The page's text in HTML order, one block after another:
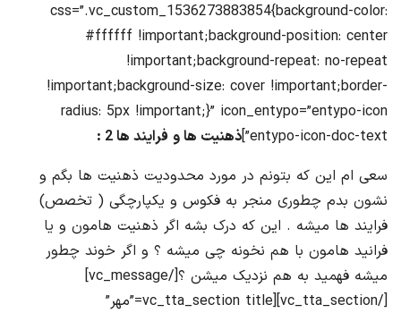
css=”.vc_custom_1536273883854{background-color:
#ffffff !important;background-position: center
!important;background-repeat: no-repeat
!important;background-size: cover !important;border-
radius: 5px !important;}” icon_entypo=”entypo-icon
entypo-icon-doc-text”] ذهنیت ها و فرایند ها 2 :
سعی ام این که بتونم در مورد محدودیت ذهنیت ها بگم و
نشون بدم چطوری منجر به فکوس و یکپارچگی ( تخصص)
فرایند ها میشه . این که درک بشه اگر ذهنیت هامون و یا
فرانید هامون با هم نخونه چی میشه ؟ و اگر خوند چطور
میشه فهمید به هم نزدیک میشن ؟[/vc_message]
[/vc_tta_section][vc_tta_section title=”مهر”